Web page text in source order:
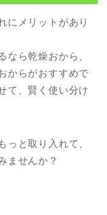
にメリットがあり
なら乾燥おから、
からがおすすめで
て、賢く使い分け
っと取り入れて、
ませんか？